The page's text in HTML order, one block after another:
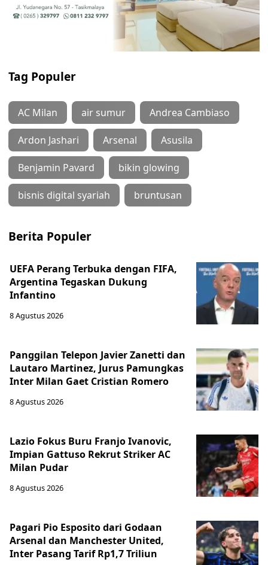
Tag Populer
AC Milan air sumur Andrea Cambiaso
Ardon Jashari Arsenal Asusila
Benjamin Pavard bikin glowing
bisnis digital syariah bruntusan
Berita Populer
UEFA Perang Terbuka dengan FIFA,
Argentina Tegaskan Dukung
Infantino
8 Agustus 2026
Panggilan Telepon Javier Zanetti dan
Lautaro Martinez, Jurus Pamungkas
Inter Milan Gaet Cristian Romero
8 Agustus 2026
Lazio Fokus Buru Franjo Ivanovic,
Impian Gattuso Rekrut Striker AC
Milan Pudar
8 Agustus 2026
Pagari Pio Esposito dari Godaan
Arsenal dan Manchester United,
Inter Pasang Tarif Rp1,7 Triliun